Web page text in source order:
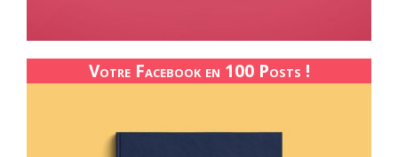
Votre Facebook en 100 Posts !